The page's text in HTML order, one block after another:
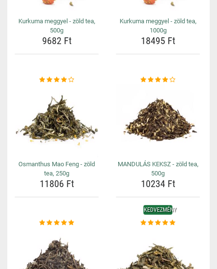
Kurkuma meggyel - zöld tea,
500g
9682 Ft
Kurkuma meggyel - zöld tea,
1000g
18495 Ft
Osmanthus Mao Feng - zöld
tea, 250g
11806 Ft
MANDULÁS KEKSZ - zöld tea,
500g
10234 Ft
KEDVEZMÉNY